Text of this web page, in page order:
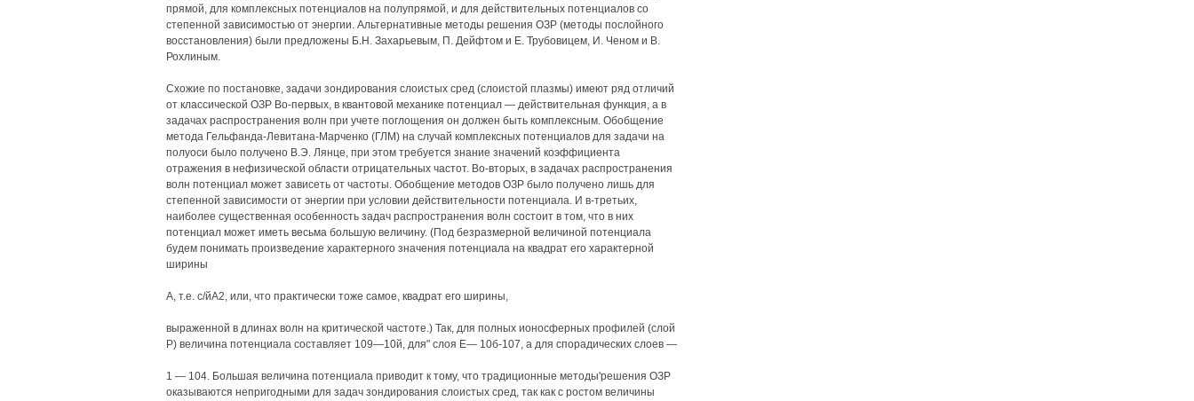
прямой, для комплексных потенциалов на полупрямой, и для действительных потенциалов со
степенной зависимостью от энергии. Альтернативные методы решения ОЗР (методы послойного
восстановления) были предложены Б.Н. Захарьевым, П. Дейфтом и Е. Трубовицем, И. Ченом и В.
Рохлиным.
Схожие по постановке, задачи зондирования слоистых сред (слоистой плазмы) имеют ряд отличий
от классической ОЗР Во-первых, в квантовой механике потенциал — действительная функция, а в
задачах распространения волн при учете поглощения он должен быть комплексным. Обобщение
метода Гельфанда-Левитана-Марченко (ГЛМ) на случай комплексных потенциалов для задачи на
полуоси было получено В.Э. Лянце, при этом требуется знание значений коэффициента
отражения в нефизической области отрицательных частот. Во-вторых, в задачах распространения
волн потенциал может зависеть от частоты. Обобщение методов ОЗР было получено лишь для
степенной зависимости от энергии при условии действительности потенциала. И в-третьих,
наиболее существенная особенность задач распространения волн состоит в том, что в них
потенциал может иметь весьма большую величину. (Под безразмерной величиной потенциала
будем понимать произведение характерного значения потенциала на квадрат его характерной
ширины
А, т.е. с/йА2, или, что практически тоже самое, квадрат его ширины,
выраженной в длинах волн на критической частоте.) Так, для полных ионосферных профилей (слой
Р) величина потенциала составляет 109—10й, для" слоя Е— 10б-107, а для спорадических слоев —
1 — 104. Большая величина потенциала приводит к тому, что традиционные методы'решения ОЗР
оказываются непригодными для задач зондирования слоистых сред, так как с ростом величины